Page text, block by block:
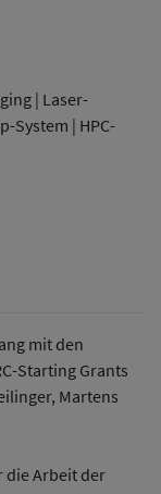
| Laser-
System | HPC-
mit den
Starting Grants
Martens
die Arbeit der